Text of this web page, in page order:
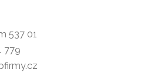
537 01
779